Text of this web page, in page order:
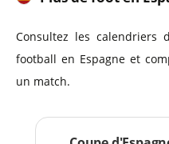
Consultez les calendriers
football en Espagne et
un match.